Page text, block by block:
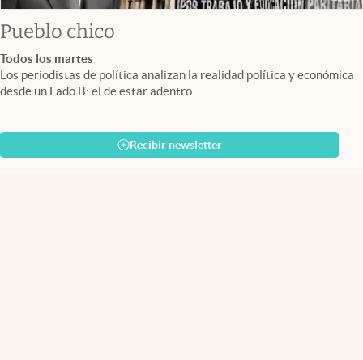
Pueblo chico
Todos los martes
Los periodistas de política analizan la realidad política y económica
desde un Lado B: el de estar adentro.
Recibir newsletter